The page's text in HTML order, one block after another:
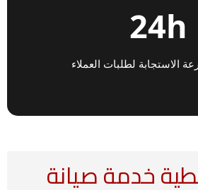
24h
الاستجابة لطلبات العملاء
خدمة صيانة